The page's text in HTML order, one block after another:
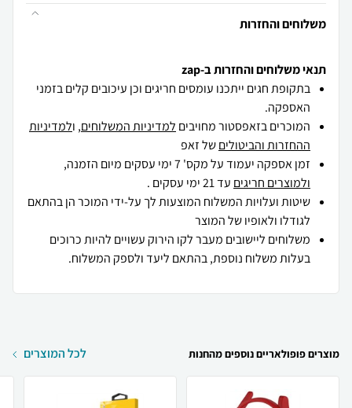
משלוחים והחזרות
תנאי משלוחים והחזרות ב-zap
בתקופת חגים ייתכנו עומסים חריגים וכן עיכובים קלים בזמני
האספקה.
המוכרים בזאפסטור מחויבים למדיניות המשלוחים, ולמדיניות
ההחזרות והביטוליםשל זאפ
זמן אספקה יעמוד על מקס' 7 ימי עסקים מיום הזמנה,
ולמוצרים חריגים עד 21 ימי עסקים .
שיטות ועלויות המשלוח המוצעות לך על-ידי המוכר הן בהתאם
לגודלו ולאופיו של המוצר
משלוחים ליישובים מעבר לקו הירוק עשויים להיות כרוכים
בעלות משלוח נוספת, בהתאם ליעד ולספק המשלוח.
מוצרים פופולאריים נוספים מהחנות לכל המוצרים